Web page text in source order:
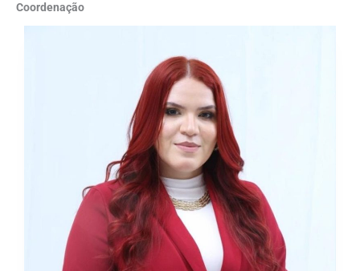
Coordenação
MARQUES
MOTTA